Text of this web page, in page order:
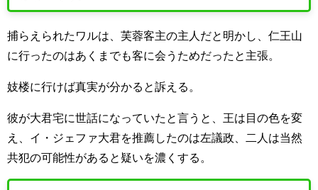
捕らえられたワルは、芙蓉客主の主人だと明かし、仁王山
に行ったのはあくまでも客に会うためだったと主張。
妓楼に行けば真実が分かると訴える。
彼が大君宅に世話になっていたと言うと、王は目の色を変
え、イ・ジェファ大君を推薦したのは左議政、二人は当然
共犯の可能性があると疑いを濃くする。